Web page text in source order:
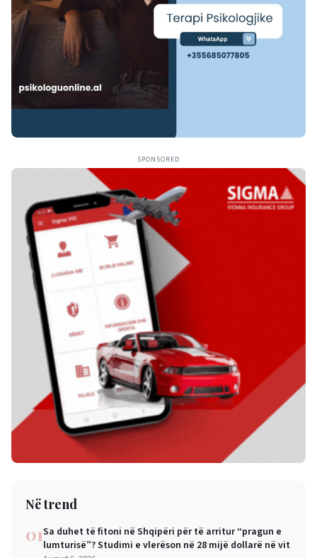
SPONSORED
Në trend
01Sa duhet të fitoni në Shqipëri për të arritur “pragun e
lumturisë”? Studimi e vlerëson në 28 mijë dollarë në vit